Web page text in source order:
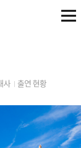
사 출연 현황